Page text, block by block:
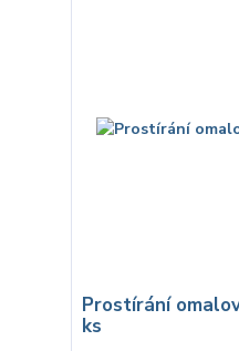
Prostírání
ks